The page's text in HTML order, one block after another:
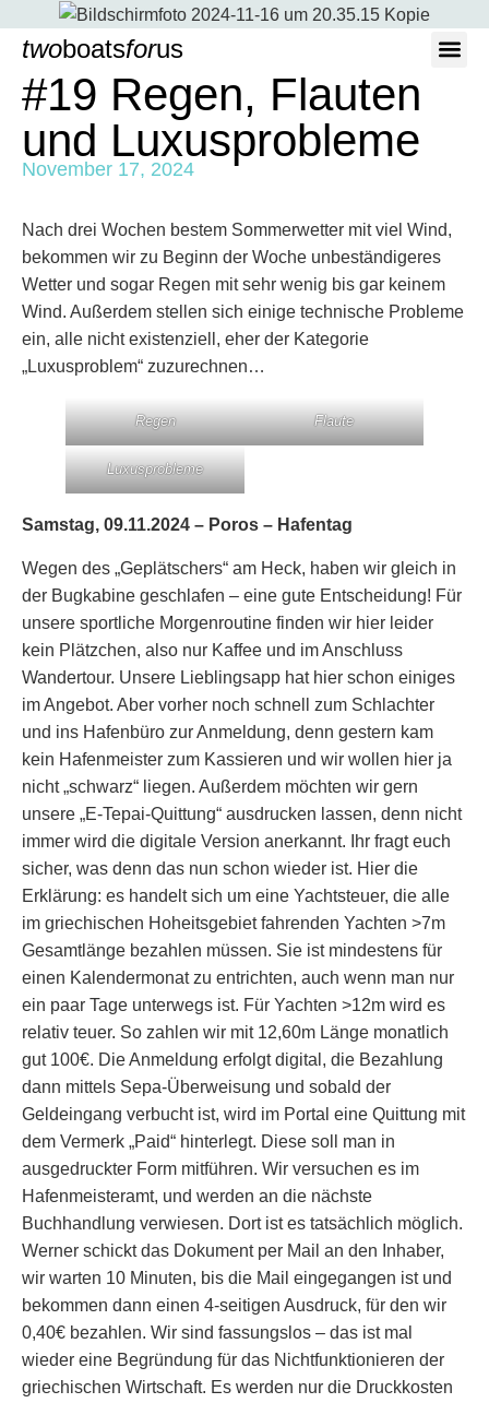
twoboatsforus
#19 Regen, Flauten
und Luxusprobleme
November 17, 2024
Nach drei Wochen bestem Sommerwetter mit viel Wind,
bekommen wir zu Beginn der Woche unbeständigeres
Wetter und sogar Regen mit sehr wenig bis gar keinem
Wind. Außerdem stellen sich einige technische Probleme
ein, alle nicht existenziell, eher der Kategorie
„Luxusproblem“ zuzurechnen…
Regen Flaute
Luxusprobleme
Samstag, 09.11.2024 – Poros – Hafentag
Wegen des „Geplätschers“ am Heck, haben wir gleich in
der Bugkabine geschlafen – eine gute Entscheidung! Für
unsere sportliche Morgenroutine finden wir hier leider
kein Plätzchen, also nur Kaffee und im Anschluss
Wandertour. Unsere Lieblingsapp hat hier schon einiges
im Angebot. Aber vorher noch schnell zum Schlachter
und ins Hafenbüro zur Anmeldung, denn gestern kam
kein Hafenmeister zum Kassieren und wir wollen hier ja
nicht „schwarz“ liegen. Außerdem möchten wir gern
unsere „E-Tepai-Quittung“ ausdrucken lassen, denn nicht
immer wird die digitale Version anerkannt. Ihr fragt euch
sicher, was denn das nun schon wieder ist. Hier die
Erklärung: es handelt sich um eine Yachtsteuer, die alle
im griechischen Hoheitsgebiet fahrenden Yachten >7m
Gesamtlänge bezahlen müssen. Sie ist mindestens für
einen Kalendermonat zu entrichten, auch wenn man nur
ein paar Tage unterwegs ist. Für Yachten >12m wird es
relativ teuer. So zahlen wir mit 12,60m Länge monatlich
gut 100€. Die Anmeldung erfolgt digital, die Bezahlung
dann mittels Sepa-Überweisung und sobald der
Geldeingang verbucht ist, wird im Portal eine Quittung mit
dem Vermerk „Paid“ hinterlegt. Diese soll man in
ausgedruckter Form mitführen. Wir versuchen es im
Hafenmeisteramt, und werden an die nächste
Buchhandlung verwiesen. Dort ist es tatsächlich möglich.
Werner schickt das Dokument per Mail an den Inhaber,
wir warten 10 Minuten, bis die Mail eingegangen ist und
bekommen dann einen 4-seitigen Ausdruck, für den wir
0,40€ bezahlen. Wir sind fassungslos – das ist mal
wieder eine Begründung für das Nichtfunktionieren der
griechischen Wirtschaft. Es werden nur die Druckkosten